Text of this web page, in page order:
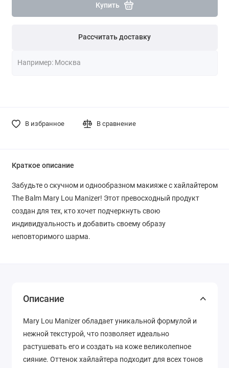
Купить
Рассчитать доставку
В избранное В сравнение
Краткое описание
Забудьте о скучном и однообразном макияже с хайлайтером
The Balm Mary Lou Manizer! Этот превосходный продукт
создан для тех, кто хочет подчеркнуть свою
индивидуальность и добавить своему образу
неповторимого шарма.
Описание
Mary Lou Manizer обладает уникальной формулой и
нежной текстурой, что позволяет идеально
растушевать его и создать на коже великолепное
сияние. Оттенок хайлайтера подходит для всех тонов